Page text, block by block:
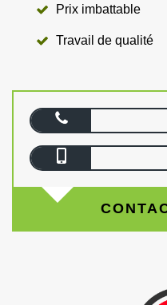
Prix imbattable
Travail de qualité